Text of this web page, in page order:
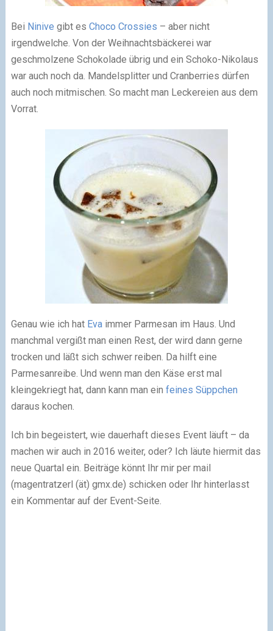
Bei Ninive gibt es Choco Crossies – aber nicht
irgendwelche. Von der Weihnachtsbäckerei war
geschmolzene Schokolade übrig und ein Schoko-Nikolaus
war auch noch da. Mandelsplitter und Cranberries dürfen
auch noch mitmischen. So macht man Leckereien aus dem
Vorrat.
Genau wie ich hat Evaimmer Parmesan im Haus. Und
manchmal vergißt man einen Rest, der wird dann gerne
trocken und läßt sich schwer reiben. Da hilft eine
Parmesanreibe. Und wenn man den Käse erst mal
kleingekriegt hat, dann kann man ein feines Süppchen
daraus kochen.
Ich bin begeistert, wie dauerhaft dieses Event läuft – da
machen wir auch in 2016 weiter, oder? Ich läute hiermit das
neue Quartal ein. Beiträge könnt Ihr mir per mail
(magentratzerl (ät) gmx.de) schicken oder Ihr hinterlasst
ein Kommentar auf der Event-Seite.